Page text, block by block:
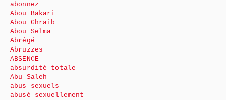
abonnez
Abou Bakari
Abou Ghraib
Abou Selma
Abrégé
Abruzzes
ABSENCE
absurdité totale
Abu Saleh
abus sexuels
abusé sexuellement